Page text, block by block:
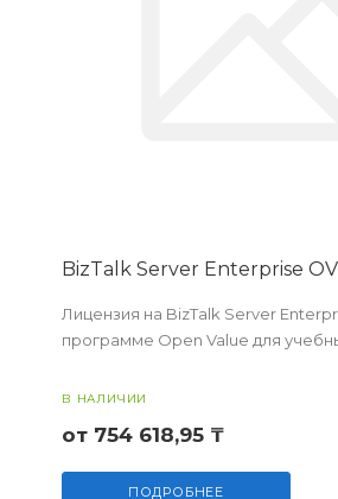
BizTalk Server Enterprise
Лицензия на BizTalk Server
программе Open Value для
В НАЛИЧИИ
от 754 618,95 ₸
ПОДРОБНЕЕ